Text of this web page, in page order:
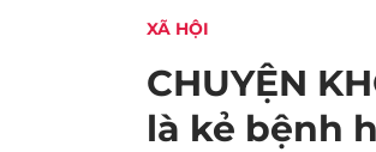
XÃ HỘI
CHUYỆN
là kẻ bệnh